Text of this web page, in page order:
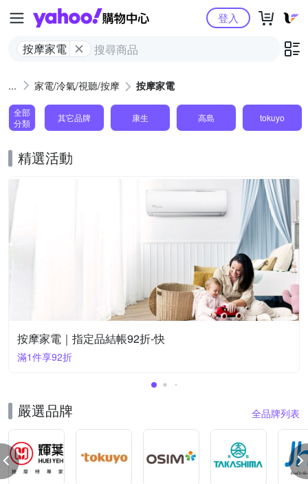
Yahoo購物中心
按摩家電
登入
家電/冷氣/視聽/按摩 按摩家電
全部
分類
其它品牌 康生 高島 tokuyo
精選活動
按摩家電｜指定品結帳92折-快
滿1件享92折
嚴選品牌 全品牌列表